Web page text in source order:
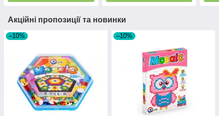
Акційні пропозиції та новинки
–10% –10%